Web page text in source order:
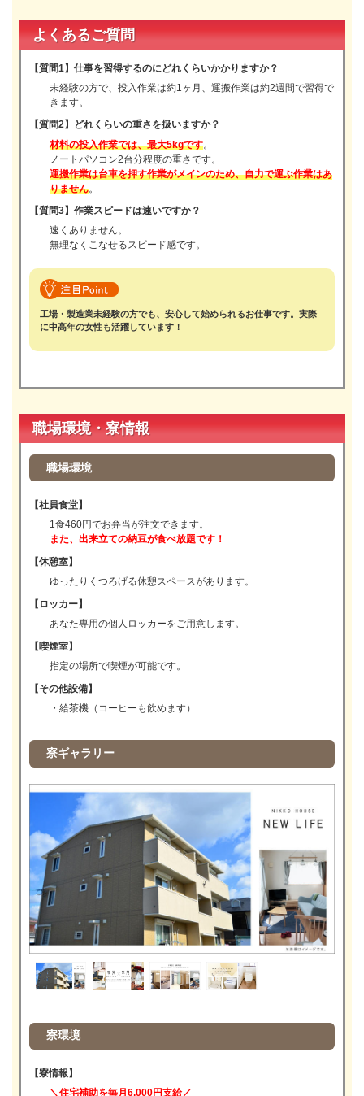
よくあるご質問
【質問1】仕事を習得するのにどれくらいかかりますか？
未経験の方で、投入作業は約1ヶ月、運搬作業は約2週間で習得で
きます。
【質問2】
どれくらいの重さを扱いますか？
材料の投入作業では、最大5kgです。
ノートパソコン2台分程度の重さです。
運搬作業は台車を押す作業がメインのため、自力で運ぶ作業はあ
りません。
【質問3】作業スピードは速いですか？
速くありません。
無理なくこなせるスピード感です。
工場・製造業未経験の方でも、安心して始められるお仕事です。実際
に中高年の女性も活躍しています！
職場環境・寮情報
職場環境
【社員食堂】
1食460円でお弁当が注文できます。
また、出来立ての納豆が食べ放題です！
【休憩室】
ゆったりくつろげる休憩スペースがあります。
【ロッカー】
あなた専用の個人ロッカーをご用意します。
【喫煙室】
指定の場所で喫煙が可能です。
【その他設備】
・給茶機（コーヒーも飲めます）
寮ギャラリー
寮環境
【寮情報】
＼住宅補助を毎月6,000円支給／